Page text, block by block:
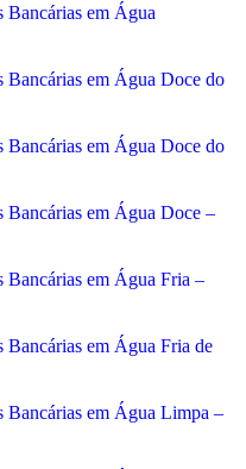
Bancárias em Água
Bancárias em Água Doce do
Bancárias em Água Doce do
Bancárias em Água Doce –
Bancárias em Água Fria –
em Água Fria de
Bancárias em Água Limpa –